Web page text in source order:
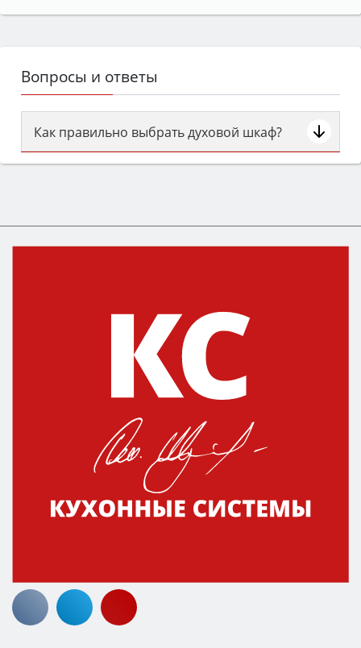
Вопросы и ответы
Как правильно выбрать духовой шкаф?
Сначала определитесь с типом (газовый или
класс энергопотребления не ниже A и нужные